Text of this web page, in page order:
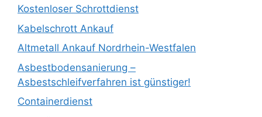
Kostenloser Schrottdienst
Kabelschrott Ankauf
Altmetall Ankauf Nordrhein-Westfalen
Asbestbodensanierung –
Asbestschleifverfahren ist günstiger!
Containerdienst